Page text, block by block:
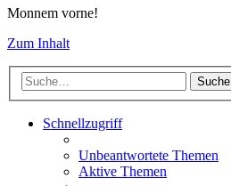
Monnem vorne!
Zum Inhalt
Suche
Schnellzugriff
Unbeantwortete Themen
Aktive Themen